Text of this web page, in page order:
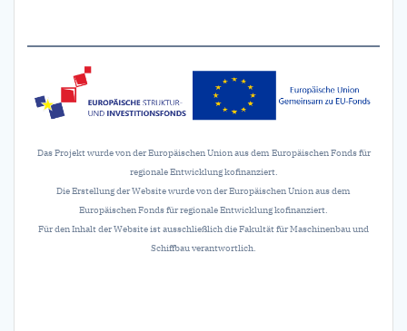
Das Projekt wurde von der Europäischen Union aus dem Europäischen Fonds für
regionale Entwicklung kofinanziert.
Die Erstellung der Website wurde von der Europäischen Union aus dem
Europäischen Fonds für regionale Entwicklung kofinanziert.
Für den Inhalt der Website ist ausschließlich die Fakultät für Maschinenbau und
Schiffbau verantwortlich.